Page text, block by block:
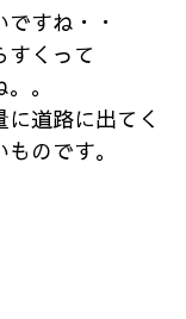
すね・・
すくって
。
道路に出てく
のです。